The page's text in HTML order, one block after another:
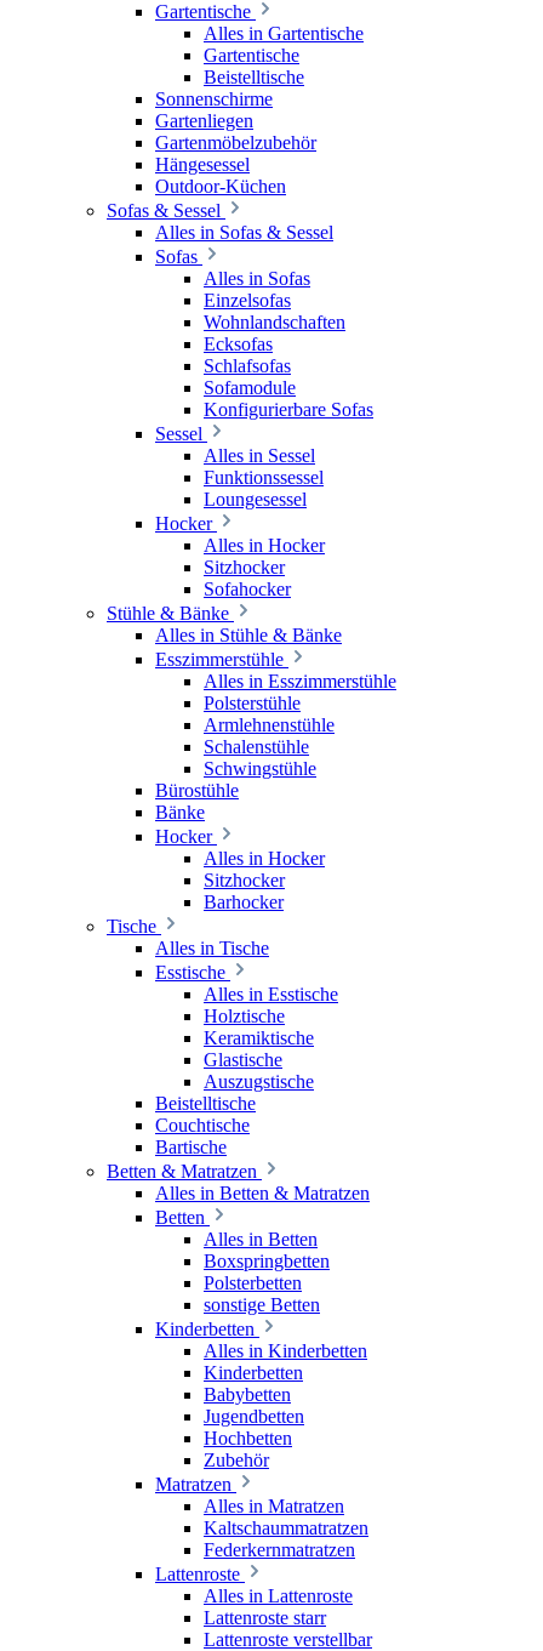
Gartentische
Alles in Gartentische
Gartentische
Beistelltische
Sonnenschirme
Gartenliegen
Gartenmöbelzubehör
Hängesessel
Outdoor-Küchen
Sofas & Sessel
Alles in Sofas & Sessel
Sofas
Alles in Sofas
Einzelsofas
Wohnlandschaften
Ecksofas
Schlafsofas
Sofamodule
Konfigurierbare Sofas
Sessel
Alles in Sessel
Funktionssessel
Loungesessel
Hocker
Alles in Hocker
Sitzhocker
Sofahocker
Stühle & Bänke
Alles in Stühle & Bänke
Esszimmerstühle
Alles in Esszimmerstühle
Polsterstühle
Armlehnenstühle
Schalenstühle
Schwingstühle
Bürostühle
Bänke
Hocker
Alles in Hocker
Sitzhocker
Barhocker
Tische
Alles in Tische
Esstische
Alles in Esstische
Holztische
Keramiktische
Glastische
Auszugstische
Beistelltische
Couchtische
Bartische
Betten & Matratzen
Alles in Betten & Matratzen
Betten
Alles in Betten
Boxspringbetten
Polsterbetten
sonstige Betten
Kinderbetten
Alles in Kinderbetten
Kinderbetten
Babybetten
Jugendbetten
Hochbetten
Zubehör
Matratzen
Alles in Matratzen
Kaltschaummatratzen
Federkernmatratzen
Lattenroste
Alles in Lattenroste
Lattenroste starr
Lattenroste verstellbar